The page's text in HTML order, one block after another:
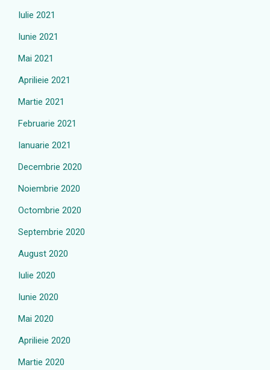
Iulie 2021
Iunie 2021
Mai 2021
Aprilieie 2021
Martie 2021
Februarie 2021
Ianuarie 2021
Decembrie 2020
Noiembrie 2020
Octombrie 2020
Septembrie 2020
August 2020
Iulie 2020
Iunie 2020
Mai 2020
Aprilieie 2020
Martie 2020